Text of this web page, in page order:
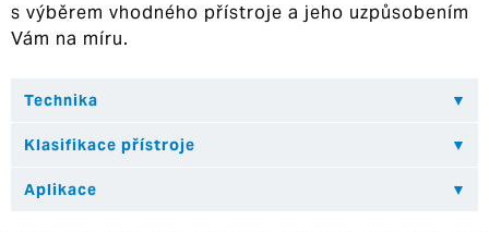
s výběrem vhodného přístroje a jeho uzpůsobením
Vám na míru.